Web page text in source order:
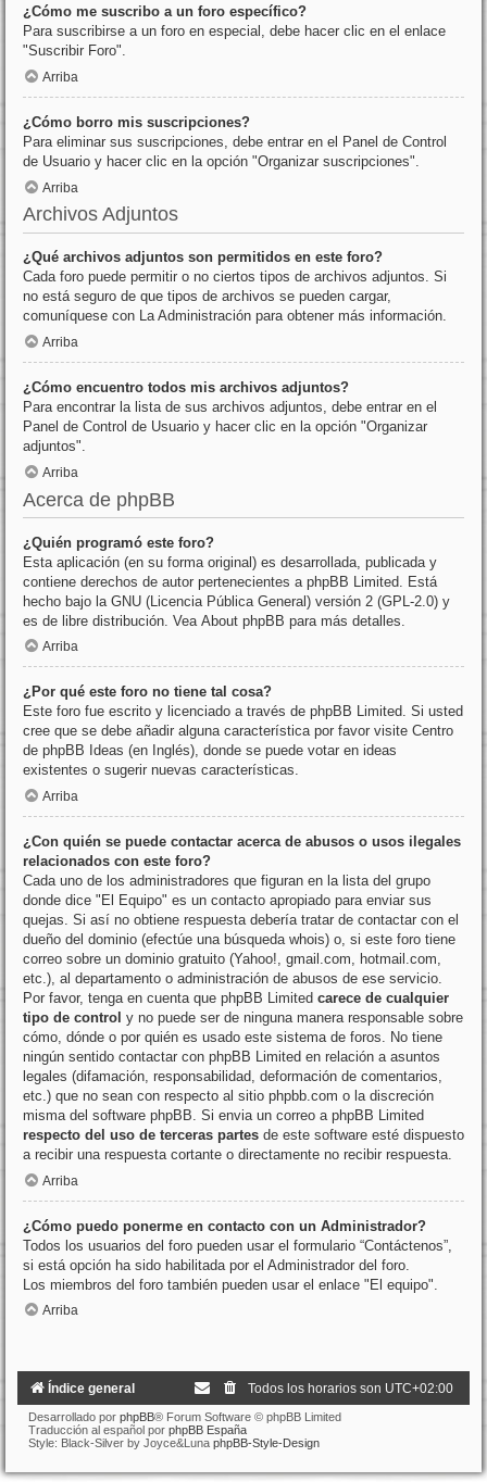
¿Cómo me suscribo a un foro específico?
Para suscribirse a un foro en especial, debe hacer clic en el enlace
"Suscribir Foro".
Arriba
¿Cómo borro mis suscripciones?
Para eliminar sus suscripciones, debe entrar en el Panel de Control
de Usuario y hacer clic en la opción "Organizar suscripciones".
Arriba
Archivos Adjuntos
¿Qué archivos adjuntos son permitidos en este foro?
Cada foro puede permitir o no ciertos tipos de archivos adjuntos. Si
no está seguro de que tipos de archivos se pueden cargar,
comuníquese con La Administración para obtener más información.
Arriba
¿Cómo encuentro todos mis archivos adjuntos?
Para encontrar la lista de sus archivos adjuntos, debe entrar en el
Panel de Control de Usuario y hacer clic en la opción "Organizar
adjuntos".
Arriba
Acerca de phpBB
¿Quién programó este foro?
Esta aplicación (en su forma original) es desarrollada, publicada y
contiene derechos de autor pertenecientes a phpBB Limited . Está
hecho bajo la GNU (Licencia Pública General) versión 2 (GPL-2.0) y
es de libre distribución. Vea About phpBB para más detalles.
Arriba
¿Por qué este foro no tiene tal cosa?
Este foro fue escrito y licenciado a través de phpBB Limited. Si usted
cree que se debe añadir alguna característica por favor visite Centro
de phpBB Ideas (en Inglés), donde se puede votar en ideas
existentes o sugerir nuevas características.
Arriba
¿Con quién se puede contactar acerca de abusos o usos ilegales
relacionados con este foro?
Cada uno de los administradores que figuran en la lista del grupo
donde dice "El Equipo" es un contacto apropiado para enviar sus
quejas. Si así no obtiene respuesta debería tratar de contactar con el
dueño del dominio (efectúe una búsqueda whois) o, si este foro tiene
correo sobre un dominio gratuito (Yahoo!, gmail.com, hotmail.com,
etc.), al departamento o administración de abusos de ese servicio.
Por favor, tenga en cuenta que phpBB Limited carece de cualquier
tipo de control y no puede ser de ninguna manera responsable sobre
cómo, dónde o por quién es usado este sistema de foros. No tiene
ningún sentido contactar con phpBB Limited en relación a asuntos
legales (difamación, responsabilidad, deformación de comentarios,
etc.) que no sean con respecto al sitio phpbb.com o la discreción
misma del software phpBB. Si envia un correo a phpBB Limited
respecto del uso de terceras partes de este software esté dispuesto
a recibir una respuesta cortante o directamente no recibir respuesta.
Arriba
¿Cómo puedo ponerme en contacto con un Administrador?
Todos los usuarios del foro pueden usar el formulario “Contáctenos”,
si está opción ha sido habilitada por el Administrador del foro.
Los miembros del foro también pueden usar el enlace "El equipo".
Arriba
Índice general Todos los horarios son UTC+02:00
Desarrollado por phpBB® Forum Software © phpBB Limited
Traducción al español por phpBB España
Style: Black-Silver by Joyce&Luna phpBB-Style-Design